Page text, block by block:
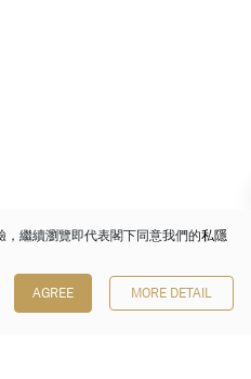
繼續瀏覽即代表閣下同意我們的私隱
AGREE MORE DETAIL